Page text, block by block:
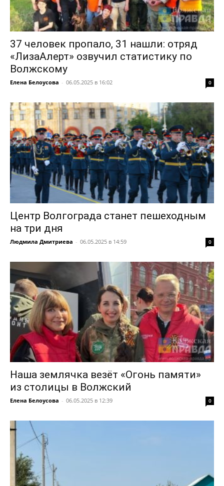
37 человек пропало, 31 нашли: отряд
«ЛизаАлерт» озвучил статистику по
Волжскому
Елена Белоусова - 06.05.2025 в 16:02 0
Центр Волгограда станет пешеходным
на три дня
Людмила Дмитриева - 06.05.2025 в 14:59 0
Наша землячка везёт «Огонь памяти»
из столицы в Волжский
Елена Белоусова - 06.05.2025 в 12:39 0